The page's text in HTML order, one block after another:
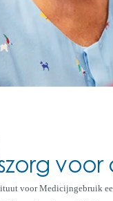
voor Medicijngebruik